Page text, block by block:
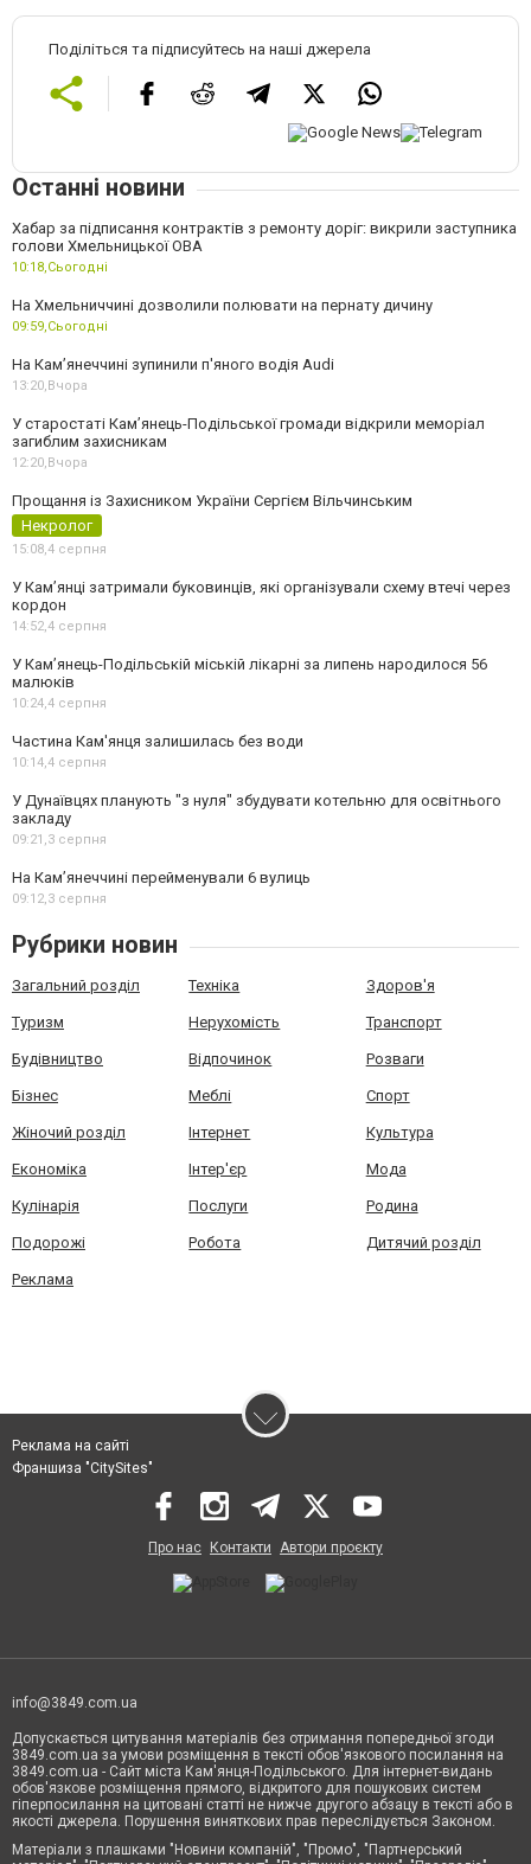
Поділіться та підписуйтесь на наші джерела
Останні новини
Хабар за підписання контрактів з ремонту доріг: викрили заступника
голови Хмельницької ОВА
10:18,Сьогодні
На Хмельниччині дозволили полювати на пернату дичину
09:59,Сьогодні
На Камʼянеччині зупинили п'яного водія Audi
13:20, Вчора
У старостаті Кам’янець-Подільської громади відкрили меморіал
загиблим захисникам
12:20, Вчора
Прощання із Захисником України Сергієм Вільчинським
Некролог
15:08,4 серпня
У Кам’янці затримали буковинців, які організували схему втечі через
кордон
14:52,4 серпня
У Кам’янець-Подільській міській лікарні за липень народилося 56
малюків
10:24,4 серпня
Частина Кам'янця залишилась без води
10:14,4 серпня
У Дунаївцях планують "з нуля" збудувати котельню для освітнього
закладу
09:21,3 серпня
На Камʼянеччині перейменували 6 вулиць
09:12,3 серпня
Рубрики новин
Загальний розділ Техніка Здоров'я
Туризм Нерухомість Транспорт
Будівництво Відпочинок Розваги
Бізнес Меблі Спорт
Жіночий розділ Інтернет Культура
Економіка Інтер'єр Мода
Кулінарія Послуги Родина
Подорожі Робота Дитячий розділ
Реклама
Реклама на сайті
Франшиза "CitySites"
Про нас Контакти Автори проєкту
info@3849.com.ua
Допускається цитування матеріалів без отримання попередньої згоди
3849.com.ua за умови розміщення в тексті обов'язкового посилання на
3849.com.ua - Сайт міста Кам'янця-Подільського. Для інтернет-видань
обов'язкове розміщення прямого, відкритого для пошукових систем
гіперпосилання на цитовані статті не нижче другого абзацу в тексті або в
якості джерела. Порушення виняткових прав переслідується Законом.
Матеріали з плашками "Новини компаній", "Промо", "Партнерський